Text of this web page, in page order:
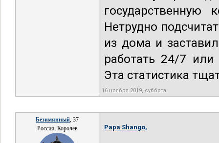
Нетрудно
из дома и
работать 24/7
Эта статистика
16 ноября 2019, суббота
Безимянный, 37
Россия, Королев
Papa Shango,